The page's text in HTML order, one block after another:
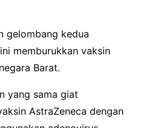
gelombang kedua
memburukkan vaksin
Barat.
yang sama giat
AstraZeneca dengan